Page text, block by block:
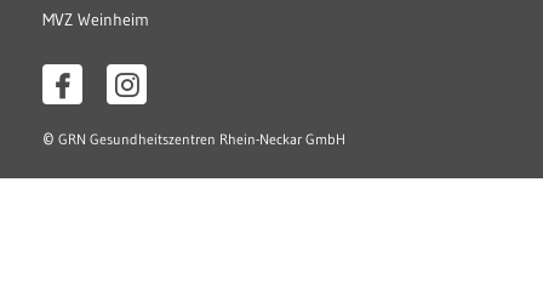
MVZ Weinheim
© GRN Gesundheitszentren Rhein-Neckar GmbH